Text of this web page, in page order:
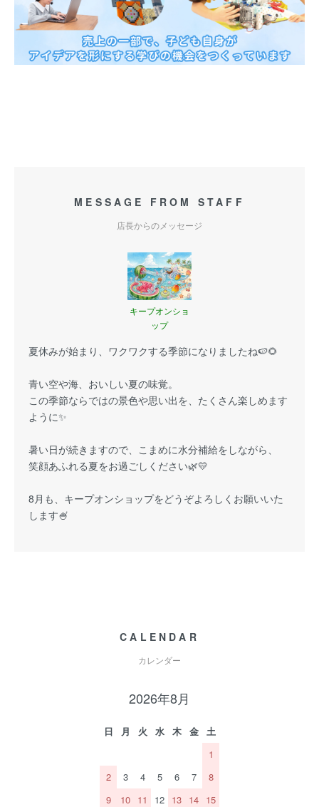
MESSAGE FROM STAFF
店長からのメッセージ
キープオンショ
ップ
夏休みが始まり、ワクワクする季節になりましたね🍉🌻
青い空や海、おいしい夏の味覚。
この季節ならではの景色や思い出を、たくさん楽しめます
ように✨
暑い日が続きますので、こまめに水分補給をしながら、
笑顔あふれる夏をお過ごしください🌿💛
8月も、キープオンショップをどうぞよろしくお願いいた
します🍧
CALENDAR
カレンダー
2026年8月
日 月 火 水 木 金
土
1
2
3 4 5 6 7
8
9
10 11 12 13 14 15